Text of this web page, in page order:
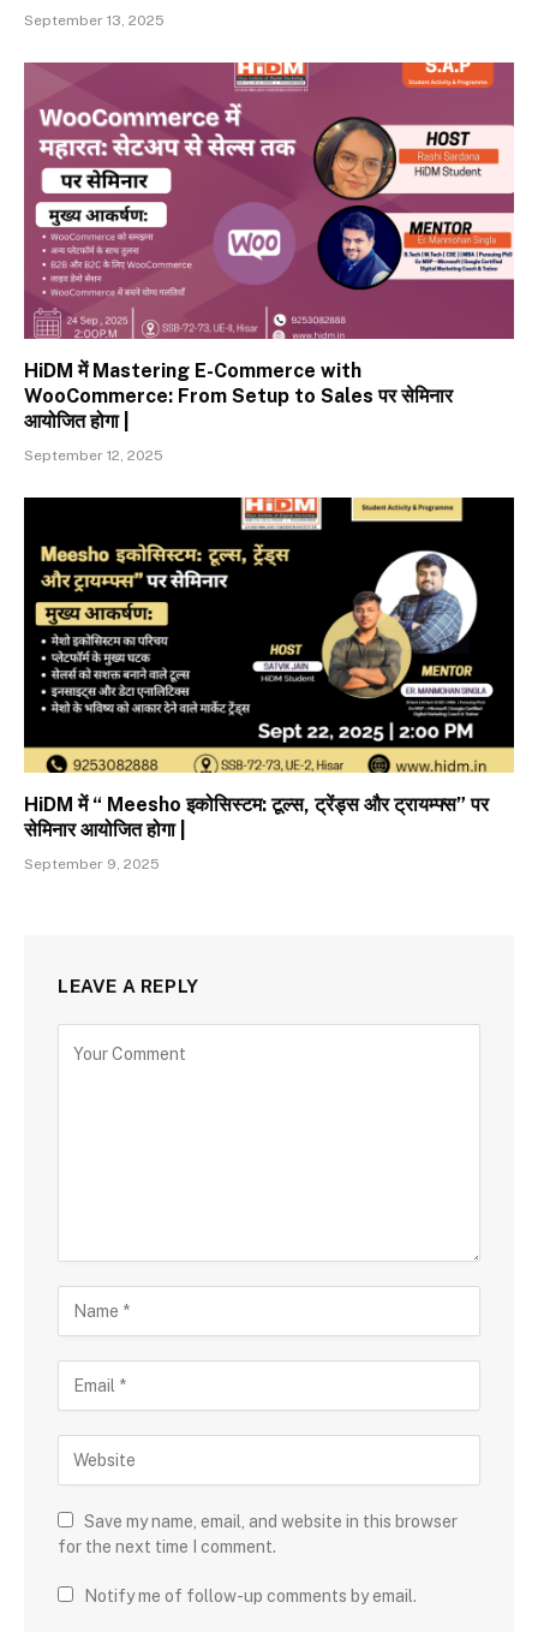
September 13, 2025
HiDM में Mastering E-Commerce with
WooCommerce: From Setup to Sales पर सेमिनार
आयोजित होगा |
September 12, 2025
HiDM में “ Meesho इकोसिस्टम: टूल्स, ट्रेंड्स और ट्रायम्फ्स” पर
सेमिनार आयोजित होगा |
September 9, 2025
LEAVE A REPLY
Save my name, email, and website in this browser
for the next time I comment.
Notify me of follow-up comments by email.